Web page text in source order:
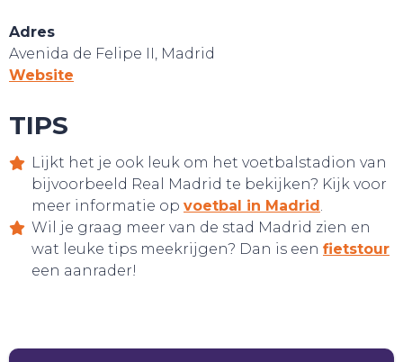
Adres
Avenida de Felipe II, Madrid
Website
TIPS
Lijkt het je ook leuk om het voetbalstadion van
bijvoorbeeld Real Madrid te bekijken? Kijk voor
meer informatie op voetbal in Madrid.
Wil je graag meer van de stad Madrid zien en
wat leuke tips meekrijgen? Dan is een fietstour
een aanrader!